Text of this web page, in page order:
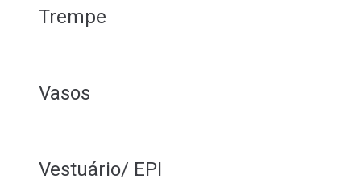
Trempe
Vasos
Vestuário/ EPI